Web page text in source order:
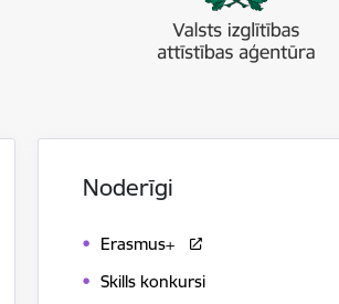
Noderīgi
Erasmus+
Skills konkursi